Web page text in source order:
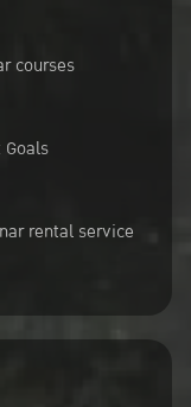
courses
rental service